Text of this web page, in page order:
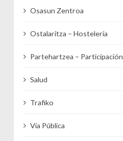
Osasun Zentroa
Ostalaritza – Hostelería
Partehartzea – Participación
Salud
Trafiko
Vía Pública